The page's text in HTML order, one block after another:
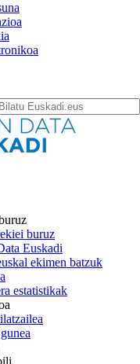
buruz
Euskadi
ekimen batzuk
estatistikak